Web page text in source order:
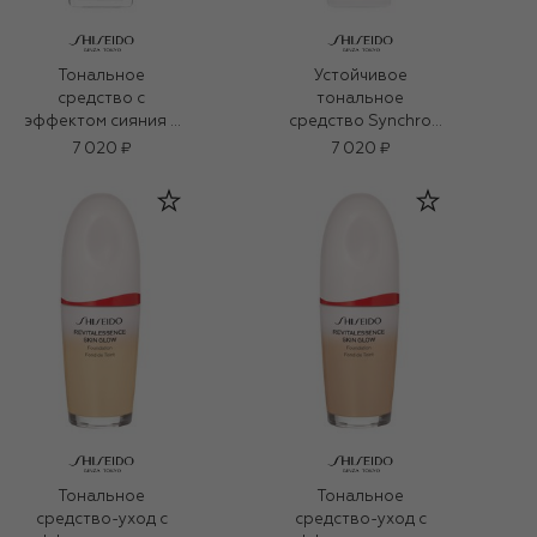
Тональное
средство с
эффектом сияния и
лифтинга Synchro
7 020 ₽
Устойчивое
тональное
средство Synchro
Skin SPF 30, оттенок
7 020 ₽
Тональное
средство-уход с
Тональное
средство-уход с